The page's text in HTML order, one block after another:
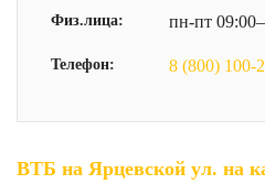
Физ.лица: пн-пт
Телефон: 8 (800) 100-
ВТБ на Ярцевской ул. на